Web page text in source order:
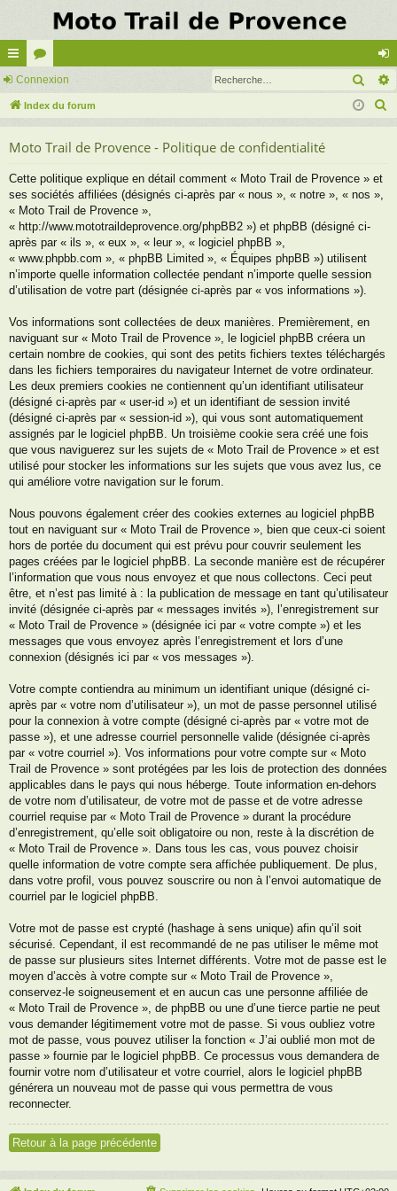
cc
ès
de
or
u
on
ne
Connexion
Index du forum
Moto Trail de Provence - Politique de confidentialité
Cette politique explique en détail comment « Moto Trail de Provence » et
ses sociétés affiliées (désignés ci-après par « nous », « notre », « nos »,
« Moto Trail de Provence »,
« http://www.mototraildeprovence.org/phpBB2 ») et phpBB (désigné ci-
après par « ils », « eux », « leur », « logiciel phpBB »,
« www.phpbb.com », « phpBB Limited », « Équipes phpBB ») utilisent
n’importe quelle information collectée pendant n’importe quelle session
d’utilisation de votre part (désignée ci-après par « vos informations »).
Vos informations sont collectées de deux manières. Premièrement, en
naviguant sur « Moto Trail de Provence », le logiciel phpBB créera un
certain nombre de cookies, qui sont des petits fichiers textes téléchargés
dans les fichiers temporaires du navigateur Internet de votre ordinateur.
Les deux premiers cookies ne contiennent qu’un identifiant utilisateur
(désigné ci-après par « user-id ») et un identifiant de session invité
(désigné ci-après par « session-id »), qui vous sont automatiquement
assignés par le logiciel phpBB. Un troisième cookie sera créé une fois
que vous naviguerez sur les sujets de « Moto Trail de Provence » et est
utilisé pour stocker les informations sur les sujets que vous avez lus, ce
qui améliore votre navigation sur le forum.
Nous pouvons également créer des cookies externes au logiciel phpBB
tout en naviguant sur « Moto Trail de Provence », bien que ceux-ci soient
hors de portée du document qui est prévu pour couvrir seulement les
pages créées par le logiciel phpBB. La seconde manière est de récupérer
l’information que vous nous envoyez et que nous collectons. Ceci peut
être, et n’est pas limité à : la publication de message en tant qu’utilisateur
invité (désignée ci-après par « messages invités »), l’enregistrement sur
« Moto Trail de Provence » (désignée ici par « votre compte ») et les
messages que vous envoyez après l’enregistrement et lors d’une
connexion (désignés ici par « vos messages »).
Votre compte contiendra au minimum un identifiant unique (désigné ci-
après par « votre nom d’utilisateur »), un mot de passe personnel utilisé
pour la connexion à votre compte (désigné ci-après par « votre mot de
passe »), et une adresse courriel personnelle valide (désignée ci-après
par « votre courriel »). Vos informations pour votre compte sur « Moto
Trail de Provence » sont protégées par les lois de protection des données
applicables dans le pays qui nous héberge. Toute information en-dehors
de votre nom d’utilisateur, de votre mot de passe et de votre adresse
courriel requise par « Moto Trail de Provence » durant la procédure
d’enregistrement, qu’elle soit obligatoire ou non, reste à la discrétion de
« Moto Trail de Provence ». Dans tous les cas, vous pouvez choisir
quelle information de votre compte sera affichée publiquement. De plus,
dans votre profil, vous pouvez souscrire ou non à l’envoi automatique de
courriel par le logiciel phpBB.
Votre mot de passe est crypté (hashage à sens unique) afin qu’il soit
sécurisé. Cependant, il est recommandé de ne pas utiliser le même mot
de passe sur plusieurs sites Internet différents. Votre mot de passe est le
moyen d’accès à votre compte sur « Moto Trail de Provence »,
conservez-le soigneusement et en aucun cas une personne affiliée de
« Moto Trail de Provence », de phpBB ou une d’une tierce partie ne peut
vous demander légitimement votre mot de passe. Si vous oubliez votre
mot de passe, vous pouvez utiliser la fonction « J’ai oublié mon mot de
passe » fournie par le logiciel phpBB. Ce processus vous demandera de
fournir votre nom d’utilisateur et votre courriel, alors le logiciel phpBB
générera un nouveau mot de passe qui vous permettra de vous
reconnecter.
Retour à la page précédente